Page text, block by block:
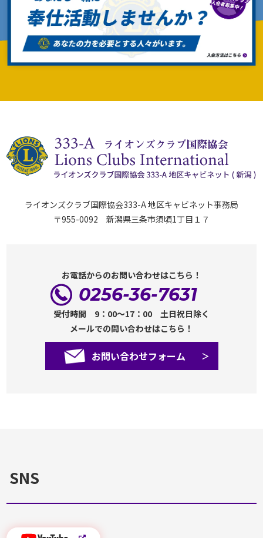
ライオンズクラブ国際協会333-A 地区キャビネット事務局
〒955-0092 新潟県三条市須頃1丁目１７
お電話からのお問い合わせはこちら！
0256-36-7631
受付時間 9：00～17：00 土日祝日除く
メールでの問い合わせはこちら！
お問い合わせフォーム
SNS